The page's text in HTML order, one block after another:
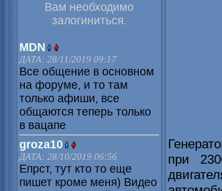
Вам необходимо
залогиниться.
MDN
ДАТА: 28/11/2019 09:17
Все общение в основном
на форуме, и то там
только афиши, все
общаются теперь только
в вацапе
groza10
ДАТА: 28/10/2019 06:56
Епрст, тут кто то еще
пишет кроме меня) Видео
при